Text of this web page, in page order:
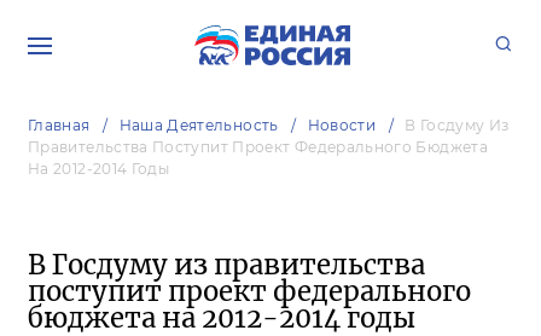
Главная Наша Деятельность Новости
В Госдуму Из
Правительства Поступит Проект Федерального Бюджета
На 2012-2014 Годы
В Госдуму из правительства
поступит проект федерального
бюджета на 2012-2014 годы